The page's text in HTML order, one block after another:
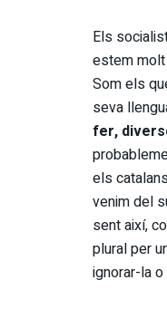
Els
estem
Som els
seva
fer,
els
venim del
sent així,
plural per
ignorar-la